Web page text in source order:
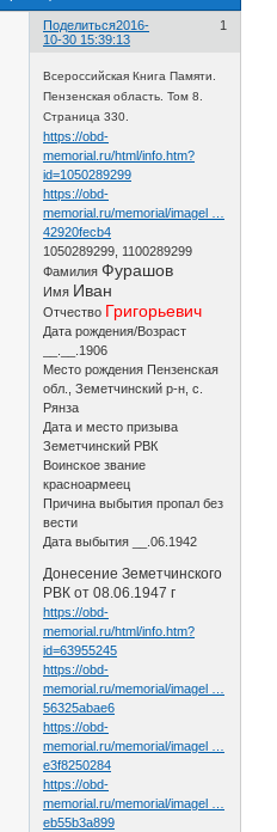
Поделиться 1
2016-
10-30 15:39:13
Всероссийская Книга Памяти.
Пензенская область. Том 8.
Страница 330.
https://obd-
memorial.ru/html/info.htm?
id=1050289299
https://obd-
memorial.ru/memorial/imagel …
42920fecb4
1050289299, 1100289299
ФамилияФурашов
Имя Иван
Отчество Григорьевич
Дата рождения/Возраст
__.__.1906
Место рождения Пензенская
обл., Земетчинский р-н, с.
Рянза
Дата и место призыва
Земетчинский РВК
Воинское звание
красноармеец
Причина выбытия пропал без
вести
Дата выбытия __.06.1942
Донесение Земетчинского
РВК от 08.06.1947 г
https://obd-
memorial.ru/html/info.htm?
id=63955245
https://obd-
memorial.ru/memorial/imagel …
56325abae6
https://obd-
memorial.ru/memorial/imagel …
e3f8250284
https://obd-
memorial.ru/memorial/imagel …
eb55b3a899